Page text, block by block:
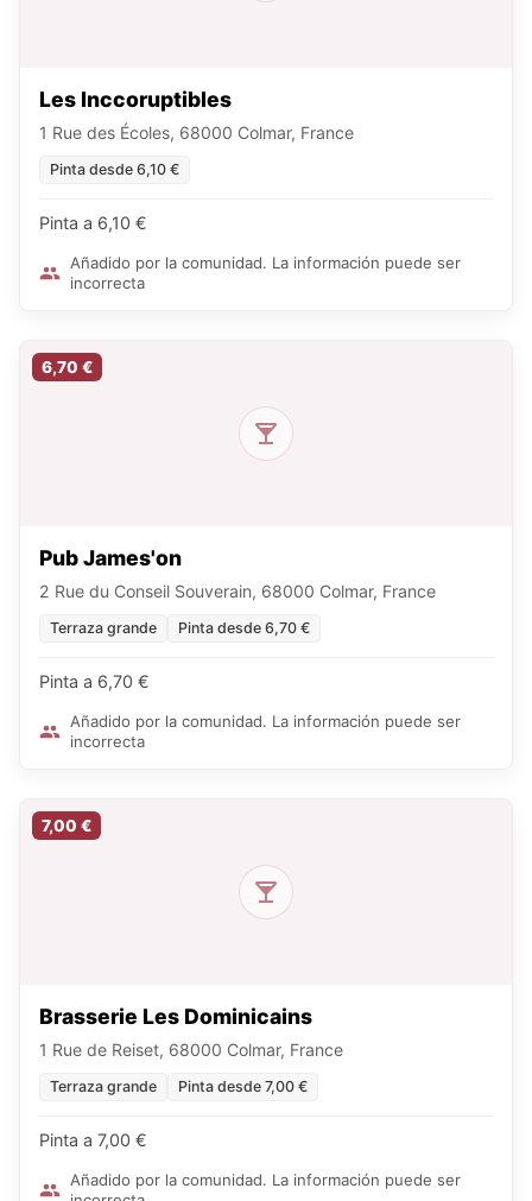
Les Inccoruptibles
1 Rue des Écoles, 68000 Colmar, France
Pinta desde 6,10 €
Pinta a 6,10 €
Añadido por la comunidad. La información puede ser
incorrecta
6,70 €
Pub James'on
2 Rue du Conseil Souverain, 68000 Colmar, France
Terraza grande Pinta desde 6,70 €
Pinta a 6,70 €
Añadido por la comunidad. La información puede ser
incorrecta
7,00 €
Brasserie Les Dominicains
1 Rue de Reiset, 68000 Colmar, France
Terraza grande Pinta desde 7,00 €
Pinta a 7,00 €
Añadido por la comunidad. La información puede ser